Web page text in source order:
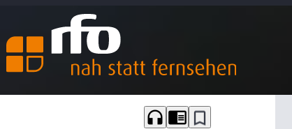
headphones chrome_reader_mode bookmark_border